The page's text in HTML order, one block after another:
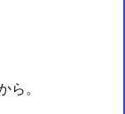
ら。